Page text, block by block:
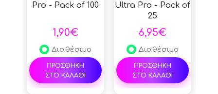
Pro - Pack of 100
1,90€
Διαθέσιμο
ΠΡΟΣΘΗΚΗ
ΣΤΟ ΚΑΛΑΘΙ
Ultra Pro - Pack of
25
6,95€
Διαθέσιμο
ΠΡΟΣΘΗΚΗ
ΣΤΟ ΚΑΛΑΘΙ